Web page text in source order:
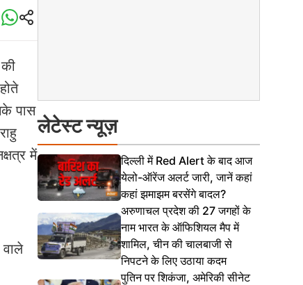
पास
में
लेटेस्ट न्यूज़
दिल्ली में Red Alert के बाद आज
येलो-ऑरेंज अलर्ट जारी, जानें कहां
कहां झमाझम बरसेंगे बादल?
अरुणाचल प्रदेश की 27 जगहों के
नाम भारत के ऑफिशियल मैप में
शामिल, चीन की चालबाजी से
निपटने के लिए उठाया कदम
पुतिन पर शिकंजा, अमेरिकी सीनेट